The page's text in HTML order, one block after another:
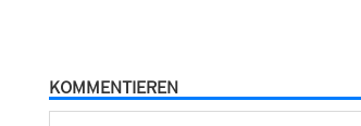
KOMMENTIEREN